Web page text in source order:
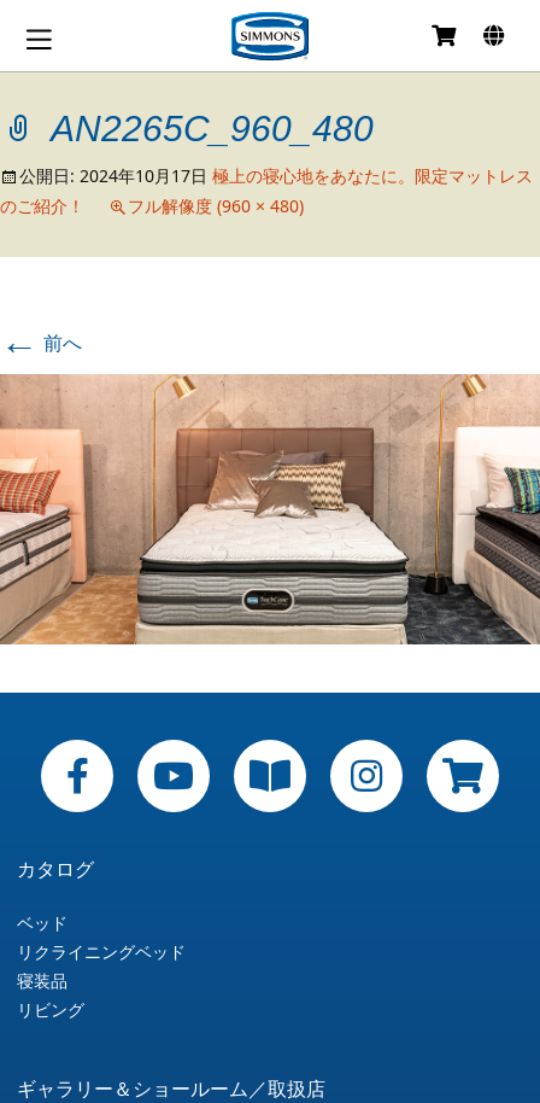
ン
へ
移
動
AN2265C_960_480
公開日: 2024年10月17日 極上の寝心地をあなたに。限定マットレス
のご紹介！
フル解像度 (960 × 480)
← 前へ
カタログ
ベッド
リクライニングベッド
寝装品
リビング
ギャラリー＆ショールーム／取扱店